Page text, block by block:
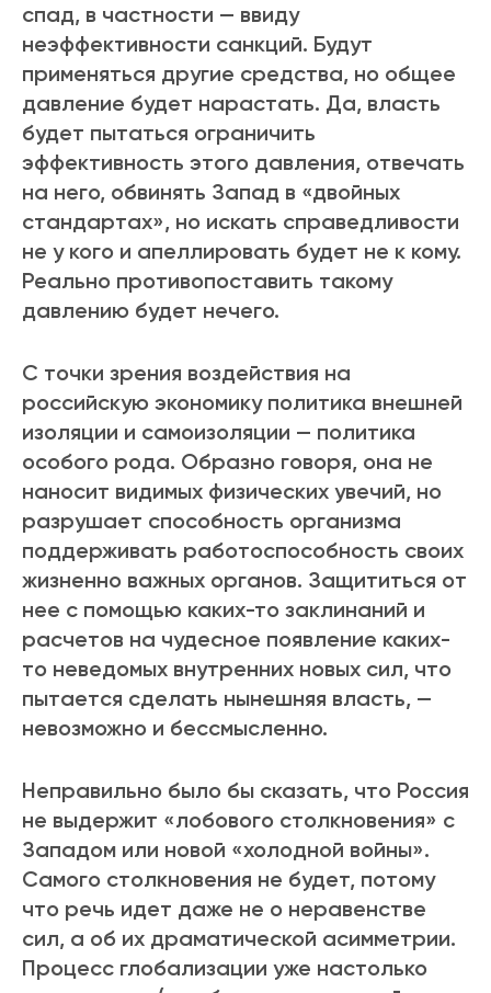
спад, в частности — ввиду
неэффективности санкций. Будут
применяться другие средства, но общее
давление будет нарастать. Да, власть
будет пытаться ограничить
эффективность этого давления, отвечать
на него, обвинять Запад в «двойных
стандартах», но искать справедливости
не у кого и апеллировать будет не к кому.
Реально противопоставить такому
давлению будет нечего.
С точки зрения воздействия на
российскую экономику политика внешней
изоляции и самоизоляции — политика
особого рода. Образно говоря, она не
наносит видимых физических увечий, но
разрушает способность организма
поддерживать работоспособность своих
жизненно важных органов. Защититься от
нее с помощью каких-то заклинаний и
расчетов на чудесное появление каких-
то неведомых внутренних новых сил, что
пытается сделать нынешняя власть, —
невозможно и бессмысленно.
Неправильно было бы сказать, что Россия
не выдержит «лобового столкновения» с
Западом или новой «холодной войны».
Самого столкновения не будет, потому
что речь идет даже не о неравенстве
сил, а об их драматической асимметрии.
Процесс глобализации уже настолько